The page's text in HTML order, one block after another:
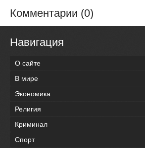
Комментарии (0)
Навигация
О сайте
В мире
Экономика
Религия
Криминал
Спорт